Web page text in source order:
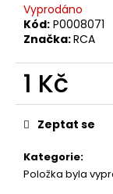
Vyprodáno
Kód: P0008071
Značka:RCA
1 Kč
Měrná
cena:
Kategorie:
Položka byla
Zeptat se
e
m
e
ABBA
–
THE
VISITORS
LP
390
Kč